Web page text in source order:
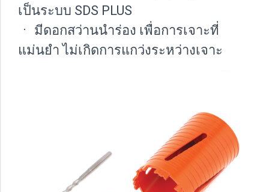
เป็นระบบ SDS PLUS
ㆍ มีดอกสว่านนำร่อง เพื่อการเจาะที่
แม่นยำ ไม่เกิดการแกว่งระหว่างเจาะ